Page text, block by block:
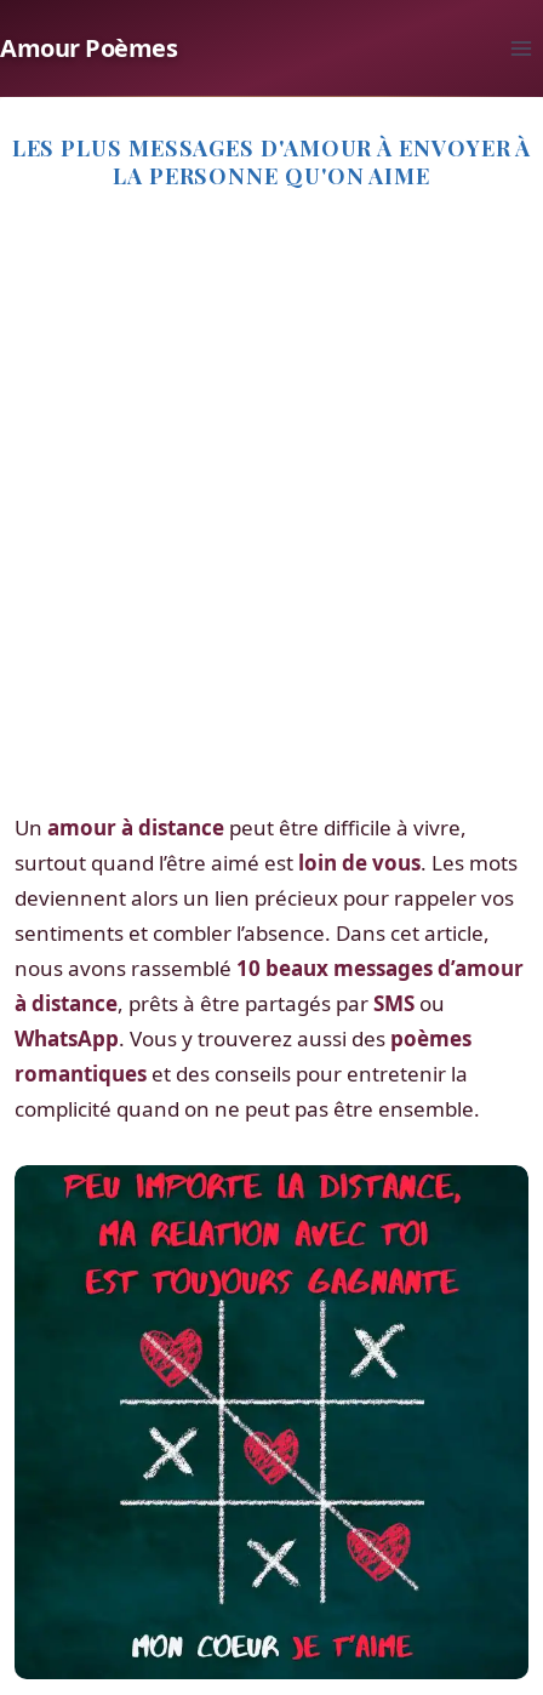
au
Amour Poèmes
LES PLUS MESSAGES D'AMOUR À ENVOYER À
LA PERSONNE QU'ON AIME
Un amour à distance peut être difficile à vivre,
surtout quand l’être aimé est loin de vous. Les mots
deviennent alors un lien précieux pour rappeler vos
sentiments et combler l’absence. Dans cet article,
nous avons rassemblé 10 beaux messages d’amour
à distance, prêts à être partagés parSMS ou
WhatsApp. Vous y trouverez aussi des poèmes
romantiques et des conseils pour entretenir la
complicité quand on ne peut pas être ensemble.